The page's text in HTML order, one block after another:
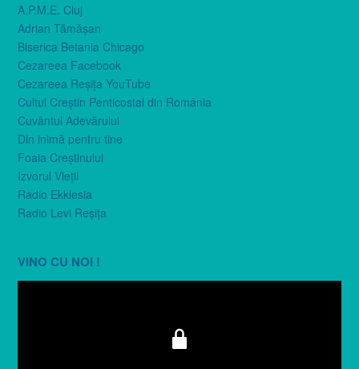
A.P.M.E. Cluj
Adrian Tămăşan
Biserica Betania Chicago
Cezareea Facebook
Cezareea Reşiţa YouTube
Cultul Creştin Penticostal din România
Cuvântul Adevărului
Din inimă pentru tine
Foaia Creştinului
Izvorul Vieţii
Radio Ekklesia
Radio Levi Reşiţa
VINO CU NOI !